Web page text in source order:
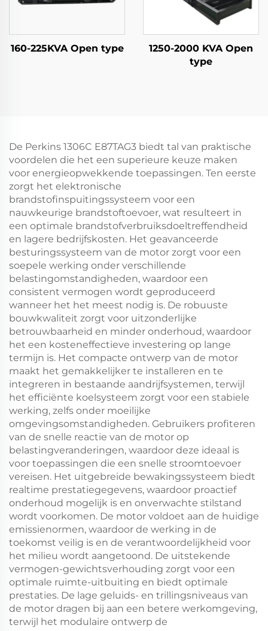
160-225KVA Open type
1250-2000 KVA Open
type
De Perkins 1306C E87TAG3 biedt tal van praktische
voordelen die het een superieure keuze maken
voor energieopwekkende toepassingen. Ten eerste
zorgt het elektronische
brandstofinspuitingssysteem voor een
nauwkeurige brandstoftoevoer, wat resulteert in
een optimale brandstofverbruiksdoeltreffendheid
en lagere bedrijfskosten. Het geavanceerde
besturingssysteem van de motor zorgt voor een
soepele werking onder verschillende
belastingomstandigheden, waardoor een
consistent vermogen wordt geproduceerd
wanneer het het meest nodig is. De robuuste
bouwkwaliteit zorgt voor uitzonderlijke
betrouwbaarheid en minder onderhoud, waardoor
het een kosteneffectieve investering op lange
termijn is. Het compacte ontwerp van de motor
maakt het gemakkelijker te installeren en te
integreren in bestaande aandrijfsystemen, terwijl
het efficiënte koelsysteem zorgt voor een stabiele
werking, zelfs onder moeilijke
omgevingsomstandigheden. Gebruikers profiteren
van de snelle reactie van de motor op
belastingveranderingen, waardoor deze ideaal is
voor toepassingen die een snelle stroomtoevoer
vereisen. Het uitgebreide bewakingssysteem biedt
realtime prestatiegegevens, waardoor proactief
onderhoud mogelijk is en onverwachte stilstand
wordt voorkomen. De motor voldoet aan de huidige
emissienormen, waardoor de werking in de
toekomst veilig is en de verantwoordelijkheid voor
het milieu wordt aangetoond. De uitstekende
vermogen-gewichtsverhouding zorgt voor een
optimale ruimte-uitbuiting en biedt optimale
prestaties. De lage geluids- en trillingsniveaus van
de motor dragen bij aan een betere werkomgeving,
terwijl het modulaire ontwerp de